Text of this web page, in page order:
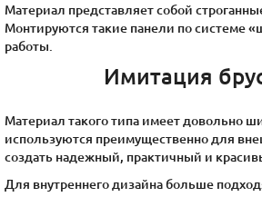
Материал представляет собой
Монтируются такие панели по системе
работы.
Имитация
Материал такого типа имеет довольно
используются преимущественно для
создать надежный, практичный и
Для внутреннего дизайна больше